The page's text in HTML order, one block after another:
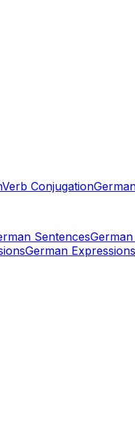
Verb Conjugation
Sentences
German Expressions